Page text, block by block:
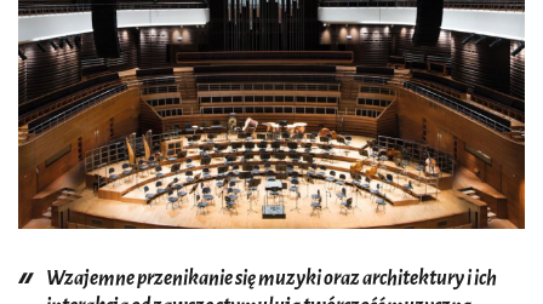
Wzajemne przenikanie się muzyki oraz architektury i ich